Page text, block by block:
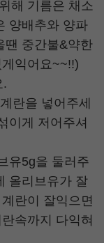
해 기름은 채소
양배추와 양파
땐 중간불&약한
익어요~~!!)
.
란을 넣어주세
이게 저어주셔
유5g을 둘러주
올리브유가 잘
란이 잘익으면
속까지 다익혀